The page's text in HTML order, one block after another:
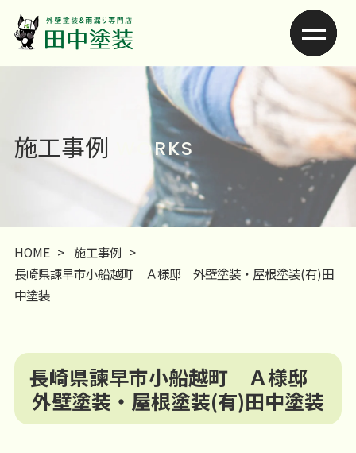
施工事例 WORKS
HOME> 施工事例 >
長崎県諫早市小船越町 Ａ様邸 外壁塗装・屋根塗装(有)田
中塗装
長崎県諫早市小船越町 Ａ様邸
外壁塗装・屋根塗装(有)田中塗装